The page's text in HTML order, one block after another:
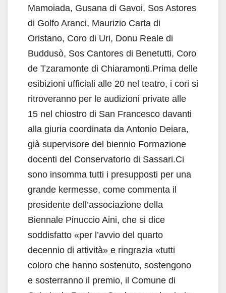
Mamoiada, Gusana di Gavoi, Sos Astores
di Golfo Aranci, Maurizio Carta di
Oristano, Coro di Uri, Donu Reale di
Buddusò, Sos Cantores di Benetutti, Coro
de Tzaramonte di Chiaramonti.Prima delle
esibizioni ufficiali alle 20 nel teatro, i cori si
ritroveranno per le audizioni private alle
15 nel chiostro di San Francesco davanti
alla giuria coordinata da Antonio Deiara,
già supervisore del biennio Formazione
docenti del Conservatorio di Sassari.Ci
sono insomma tutti i presupposti per una
grande kermesse, come commenta il
presidente dell’associazione della
Biennale Pinuccio Aini, che si dice
soddisfatto «per l’avvio del quarto
decennio di attività» e ringrazia «tutti
coloro che hanno sostenuto, sostengono
e sosterranno il premio, il Comune di